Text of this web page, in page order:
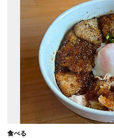
食べる